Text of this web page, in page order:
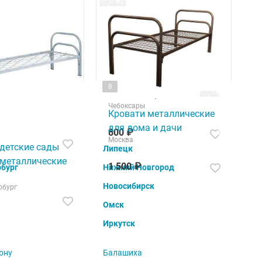
от
напрямую
6
Настенные и напольные
вешалки престиж класса
Чебоксары
800 ₽
сады
8
Кровати металлические
для дома и дачи
Москва
1 500 ₽
Липецк
Нижний Новгород
Новосибирск
Омск
Иркутск
Балашиха